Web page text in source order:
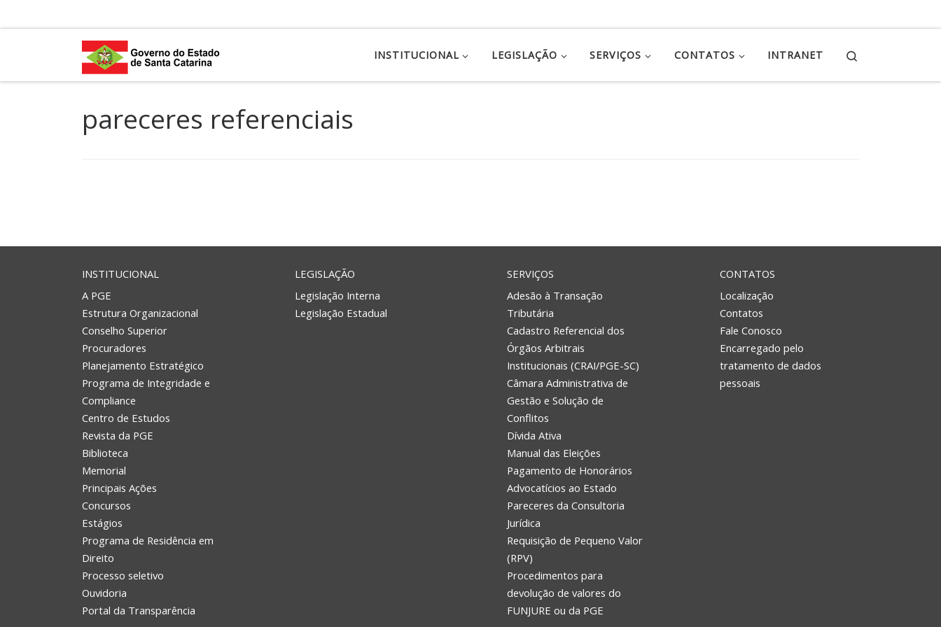
INSTITUCIONAL LEGISLAÇÃO SERVIÇOS CONTATOS INTRANET
pareceres referenciais
INSTITUCIONAL
A PGE
Estrutura Organizacional
Conselho Superior
Procuradores
Planejamento Estratégico
Programa de Integridade e
Compliance
Centro de Estudos
Revista da PGE
Biblioteca
Memorial
Principais Ações
Concursos
Estágios
Programa de Residência em
Direito
Processo seletivo
Ouvidoria
Portal da Transparência
LEGISLAÇÃO
Legislação Interna
Legislação Estadual
SERVIÇOS
Adesão à Transação
Tributária
Cadastro Referencial dos
Órgãos Arbitrais
Institucionais (CRAI/PGE-SC)
Câmara Administrativa de
Gestão e Solução de
Conflitos
Dívida Ativa
Manual das Eleições
Pagamento de Honorários
Advocatícios ao Estado
Pareceres da Consultoria
Jurídica
Requisição de Pequeno Valor
(RPV)
Procedimentos para
devolução de valores do
FUNJURE ou da PGE
CONTATOS
Localização
Contatos
Fale Conosco
Encarregado pelo
tratamento de dados
pessoais